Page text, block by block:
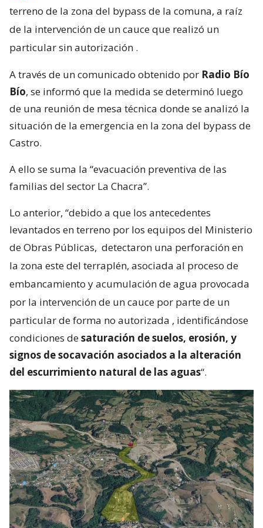
terreno de la zona del bypass de la comuna, a raíz
de la intervención de un cauce que realizó un
particular sin autorización .
A través de un comunicado obtenido por Radio Bío
Bío, se informó que la medida se determinó luego
de una reunión de mesa técnica donde se analizó la
situación de la emergencia en la zona del bypass de
Castro.
A ello se suma la “evacuación preventiva de las
familias del sector La Chacra”.
Lo anterior, “debido a que los antecedentes
levantados en terreno por los equipos del Ministerio
de Obras Públicas, detectaron una perforación en
la zona este del terraplén, asociada al proceso de
embancamiento y acumulación de agua provocada
por la intervención de un cauce por parte de un
particular de forma no autorizada , identificándose
condiciones desaturación de suelos, erosión, y
signos de socavación asociados a la alteración
del escurrimiento natural de las aguas“.